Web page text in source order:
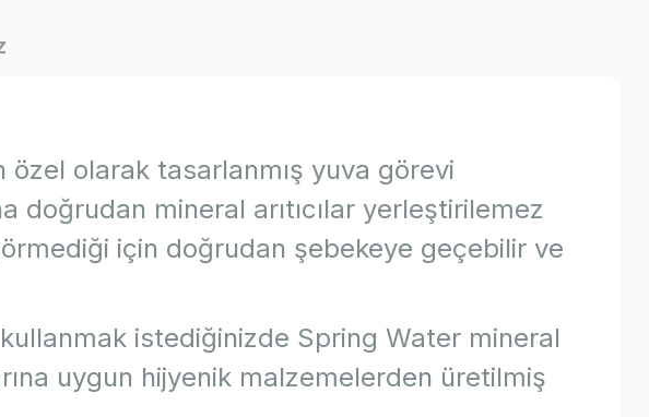
olarak tasarlanmış yuva görevi
doğrudan mineral arıtıcılar yerleştirilemez
için doğrudan şebekeye geçebilir ve
istediğinizde Spring Water mineral
uygun hijyenik malzemelerden üretilmiş